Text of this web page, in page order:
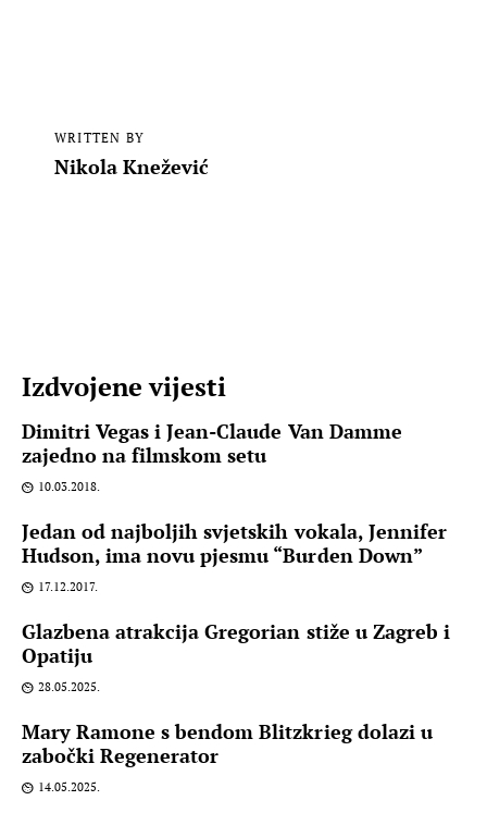
WRITTEN BY
Nikola Knežević
Izdvojene vijesti
Dimitri Vegas i Jean-Claude Van Damme
zajedno na filmskom setu
10.03.2018.
Jedan od najboljih svjetskih vokala, Jennifer
Hudson, ima novu pjesmu “Burden Down”
17.12.2017.
Glazbena atrakcija Gregorian stiže u Zagreb i
Opatiju
28.05.2025.
Mary Ramone s bendom Blitzkrieg dolazi u
zabočki Regenerator
14.05.2025.